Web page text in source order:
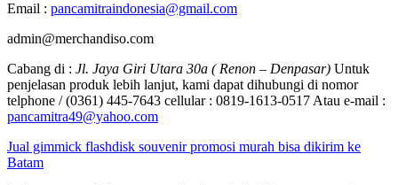
Email : pancamitraindonesia@gmail.com
admin@merchandiso.com
Cabang di : Jl. Jaya Giri Utara 30a ( Renon – Denpasar) Untuk
penjelasan produk lebih lanjut, kami dapat dihubungi di nomor
telphone / (0361) 445-7643 cellular : 0819-1613-0517 Atau e-mail :
pancamitra49@yahoo.com
Jual gimmick flashdisk souvenir promosi murah bisa dikirim ke
Batam